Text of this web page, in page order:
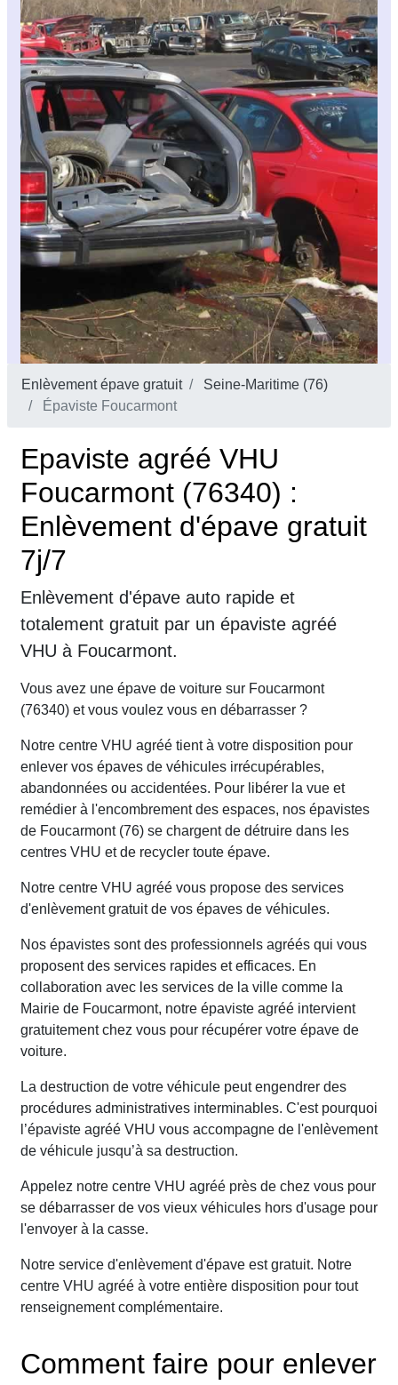
Enlèvement épave gratuit
Seine-Maritime (76)
Épaviste Foucarmont
Epaviste agréé VHU
Foucarmont (76340) :
Enlèvement d'épave gratuit
7j/7
Enlèvement d'épave auto rapide et
totalement gratuit par un épaviste agréé
VHU à Foucarmont.
Vous avez une épave de voiture sur Foucarmont
(76340) et vous voulez vous en débarrasser ?
Notre centre VHU agréé tient à votre disposition pour
enlever vos épaves de véhicules irrécupérables,
abandonnées ou accidentées. Pour libérer la vue et
remédier à l'encombrement des espaces, nos épavistes
de Foucarmont (76) se chargent de détruire dans les
centres VHU et de recycler toute épave.
Notre centre VHU agréé vous propose des services
d'enlèvement gratuit de vos épaves de véhicules.
Nos épavistes sont des professionnels agréés qui vous
proposent des services rapides et efficaces. En
collaboration avec les services de la ville comme la
Mairie de Foucarmont, notre épaviste agréé intervient
gratuitement chez vous pour récupérer votre épave de
voiture.
La destruction de votre véhicule peut engendrer des
procédures administratives interminables. C'est pourquoi
l’épaviste agréé VHU vous accompagne de l'enlèvement
de véhicule jusqu’à sa destruction.
Appelez notre centre VHU agréé près de chez vous pour
se débarrasser de vos vieux véhicules hors d'usage pour
l'envoyer à la casse.
Notre service d'enlèvement d'épave est gratuit. Notre
centre VHU agréé à votre entière disposition pour tout
renseignement complémentaire.
Comment faire pour enlever